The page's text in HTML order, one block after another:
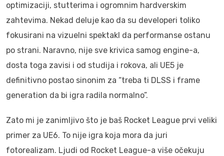
optimizaciji, stutterima i ogromnim hardverskim
zahtevima. Nekad deluje kao da su developeri toliko
fokusirani na vizuelni spektakl da performanse ostanu
po strani. Naravno, nije sve krivica samog engine-a,
dosta toga zavisi i od studija i rokova, ali UE5 je
definitivno postao sinonim za “treba ti DLSS i frame
generation da bi igra radila normalno”.
Zato mi je zanimljivo što je baš Rocket League prvi veliki
primer za UE6. To nije igra koja mora da juri
fotorealizam. Ljudi od Rocket League-a više očekuju